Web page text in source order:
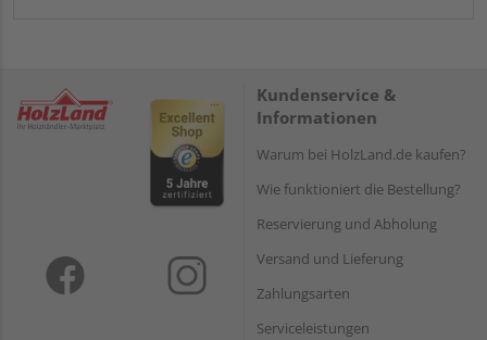
Kundenservice &
Informationen
Warum bei HolzLand.de kaufen?
Wie funktioniert die Bestellung?
Reservierung und Abholung
Versand und Lieferung
Zahlungsarten
Serviceleistungen